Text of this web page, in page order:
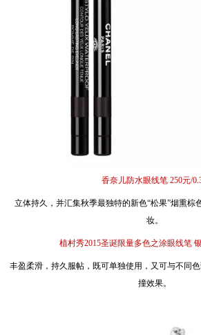
香奈儿防水眼线笔 250元/
立体持久，并汇集秋季最独特的新色“松果”烟熏棕
妆。
植村秀2015圣诞限量多色之涂眼线笔
丰盈柔滑，持久服帖，既可单独使用，又可与不同
撞效果。